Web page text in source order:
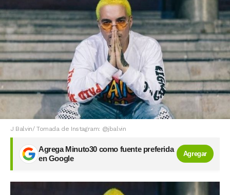
J Balvin/ Tomada de Instagram: @jbalvin
Agrega Minuto30 como fuente preferida
en Google
Agregar